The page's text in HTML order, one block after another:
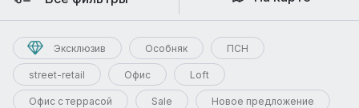
Эксклюзив Особняк ПСН
street-retail Офис Loft
Офис с террасой Sale Новое предложение